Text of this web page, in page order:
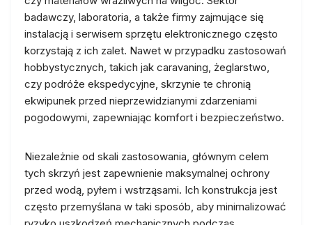
badawczy, laboratoria, a także firmy zajmujące się
instalacją i serwisem sprzętu elektronicznego często
korzystają z ich zalet. Nawet w przypadku zastosowań
hobbystycznych, takich jak caravaning, żeglarstwo,
czy podróże ekspedycyjne, skrzynie te chronią
ekwipunek przed nieprzewidzianymi zdarzeniami
pogodowymi, zapewniając komfort i bezpieczeństwo.
Niezależnie od skali zastosowania, głównym celem
tych skrzyń jest zapewnienie maksymalnej ochrony
przed wodą, pyłem i wstrząsami. Ich konstrukcja jest
często przemyślana w taki sposób, aby minimalizować